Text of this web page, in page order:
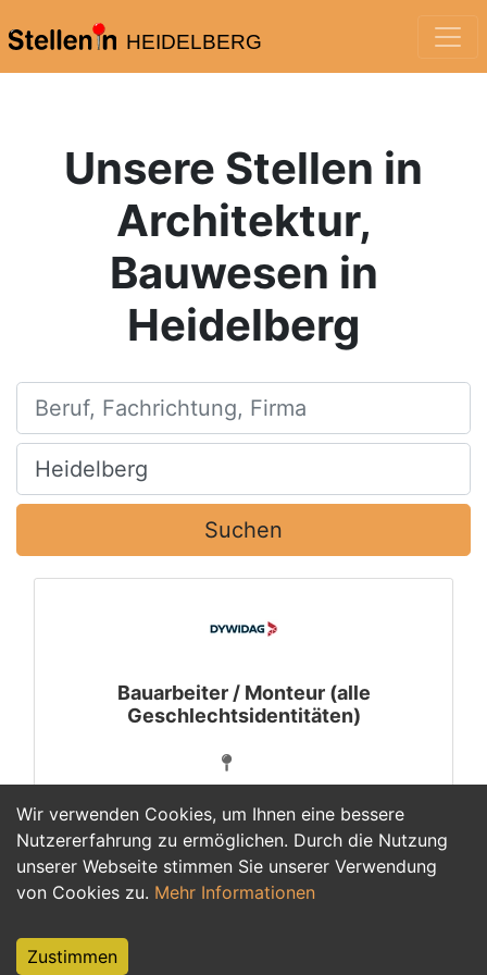
HEIDELBERG
Wir verwenden Cookies, um Ihnen eine bessere
Nutzererfahrung zu ermöglichen. Durch die Nutzung
unserer Webseite stimmen Sie unserer Verwendung
von Cookies zu. Mehr Informationen
Zustimmen
Unsere Stellen in
Architektur,
Bauwesen in
Heidelberg
Beruf, Fachrichtung, Firma
Ort, Stadt
Suchen
Bauarbeiter / Monteur (alle
Geschlechtsidentitäten)
1